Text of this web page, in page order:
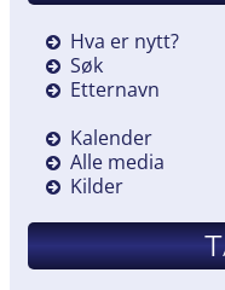
Hva er nytt?
Søk
Etternavn
Kalender
Alle media
Kilder